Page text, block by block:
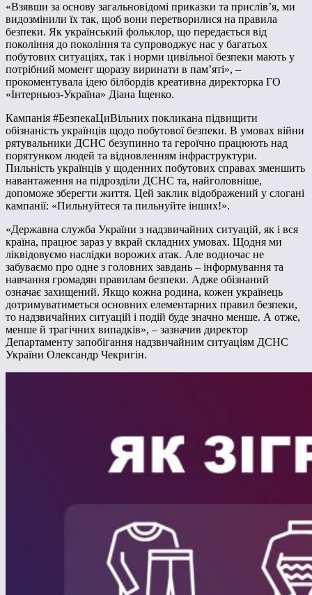
«Взявши за основу загальновідомі приказки та прислів’я, ми
видозмінили їх так, щоб вони перетворилися на правила
безпеки. Як український фольклор, що передається від
покоління до покоління та супроводжує нас у багатьох
побутових ситуаціях, так і норми цивільної безпеки мають у
потрібний момент щоразу виринати в пам’яті», –
прокоментувала ідею білбордів креативна директорка ГО
«Інтерньюз-Україна» Діана Іщенко.
Кампанія #БезпекаЦиВільних покликана підвищити
обізнаність українців щодо побутової безпеки. В умовах війни
рятувальники ДСНС безупинно та героїчно працюють над
порятунком людей та відновленням інфраструктури.
Пильність українців у щоденних побутових справах зменшить
навантаження на підрозділи ДСНС та, найголовніше,
допоможе зберегти життя. Цей заклик відображений у слогані
кампанії: «Пильнуйтеся та пильнуйте інших!».
«Державна служба України з надзвичайних ситуацій, як і вся
країна, працює зараз у вкрай складних умовах. Щодня ми
ліквідовуємо наслідки ворожих атак. Але водночас не
забуваємо про одне з головних завдань – інформування та
навчання громадян правилам безпеки. Адже обізнаний
означає захищений. Якщо кожна родина, кожен українець
дотримуватиметься основних елементарних правил безпеки,
то надзвичайних ситуацій і подій буде значно менше. А отже,
менше й трагічних випадків», – зазначив директор
Департаменту запобігання надзвичайним ситуаціям ДСНС
України Олександр Чекригін.